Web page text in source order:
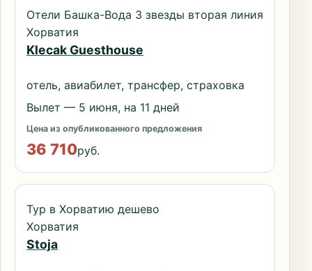
Отели Башка-Вода 3 звезды вторая линия
Хорватия
Klecak Guesthouse
отель, авиабилет, трансфер, страховка
Вылет — 5 июня, на 11 дней
Цена из опубликованного предложения
36 710руб.
Тур в Хорватию дешево
Хорватия
Stoja